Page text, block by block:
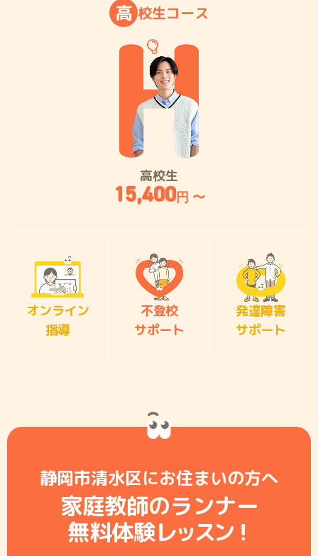
高 校生コース
高校生
15,400円 〜
オンライン
指導
不登校
サポート
発達障害
サポート
静岡市清水区にお住まいの方へ
家庭教師のランナー
無料体験レッスン！